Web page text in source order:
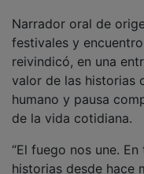
acto de
cambia según el
emocional de quien
recitarse de memoria
afirmó.
del Maratón de los
extensiones por toda